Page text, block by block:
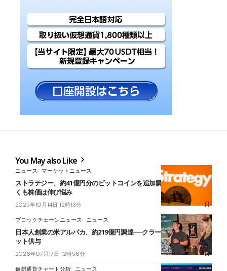
You May also Like
ニュース マーケットニュース
ストラテジー、約41億円分のビットコインを追加購入──買い増し続
くも株価は伸び悩み
2025年10月14日 12時13分
ブロックチェーンニュース ニュース
日本人創業の米アルパカ、約219億円調達──クラーケン親会社がデ
ット供与
2026年07月17日 12時56分
仮想通貨チャート分析 ニュース